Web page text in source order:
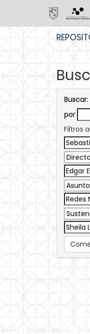
Buscar:
por
Filtros